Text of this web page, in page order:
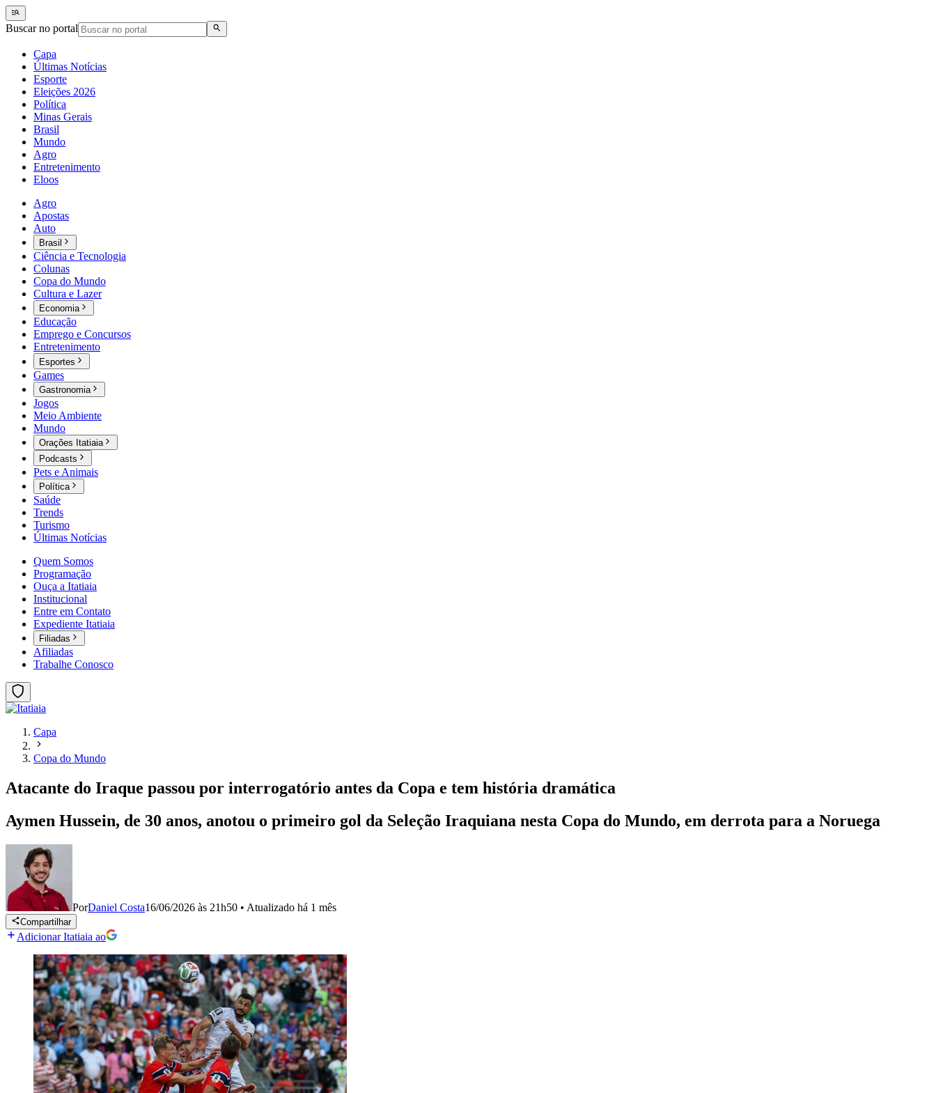
Buscar no portal
Capa
Últimas Notícias
Esporte
Eleições 2026
Política
Minas Gerais
Brasil
Mundo
Agro
Entretenimento
Eloos
Agro
Apostas
Auto
Brasil
Ciência e Tecnologia
Colunas
Copa do Mundo
Cultura e Lazer
Economia
Educação
Emprego e Concursos
Entretenimento
Esportes
Games
Gastronomia
Jogos
Meio Ambiente
Mundo
Orações Itatiaia
Podcasts
Pets e Animais
Política
Saúde
Trends
Turismo
Últimas Notícias
Quem Somos
Programação
Ouça a Itatiaia
Institucional
Entre em Contato
Expediente Itatiaia
Filiadas
Afiliadas
Trabalhe Conosco
Capa
Copa do Mundo
Atacante do Iraque passou por interrogatório antes da Copa e tem história dramática
Aymen Hussein, de 30 anos, anotou o primeiro gol da Seleção Iraquiana nesta Copa do Mundo, em derrota para a Noruega
PorDaniel Costa16/06/2026 às 21h50 • Atualizado há 1 mês
Compartilhar
Adicionar Itatiaia ao